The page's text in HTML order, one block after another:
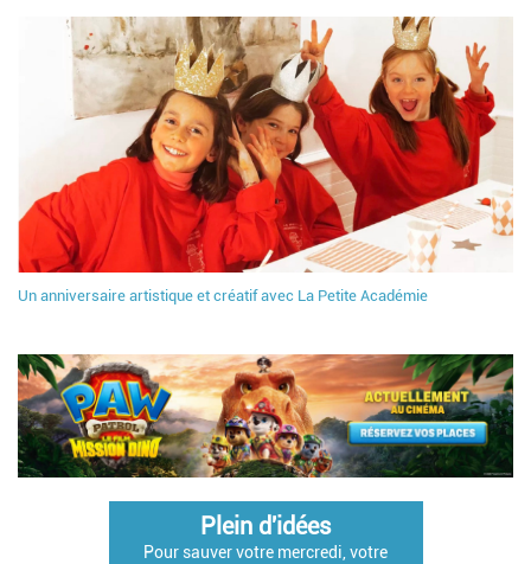
Un anniversaire artistique et créatif avec La Petite Académie
Plein d'idées
Pour sauver votre mercredi, votre